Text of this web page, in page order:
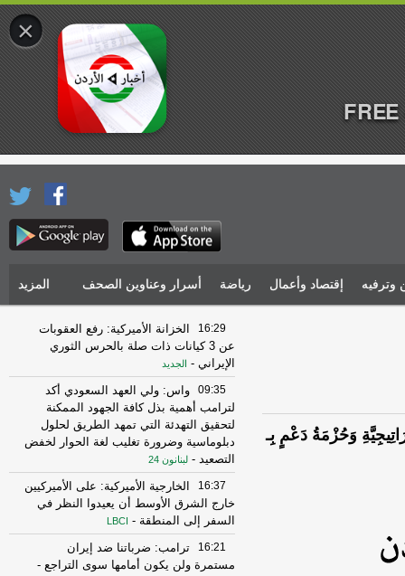
وترفيه إقتصاد وأعمال رياضة أسرار وعناوين الصحف المزيد
وَحُزْمَةُ دَعْمٍ بِـ
16:29
الخزانة الأميركية: رفع العقوبات
عن 3 كيانات ذات صلة بالحرس الثوري
الإيراني - الجديد
09:35
واس: ولي العهد السعودي أكد
لترامب أهمية بذل كافة الجهود الممكنة
لتحقيق التهدئة التي تمهد الطريق لحلول
دبلوماسية وضرورة تغليب لغة الحوار لخفض
التصعيد - لبنانون 24
16:37
الخارجية الأميركية: على الأميركيين
خارج الشرق الأوسط أن يعيدوا النظر في
السفر إلى المنطقة -
LBCI
16:21
ترامب: ضرباتنا ضد إيران
مستمرة ولن يكون أمامها سوى التراجع -
×